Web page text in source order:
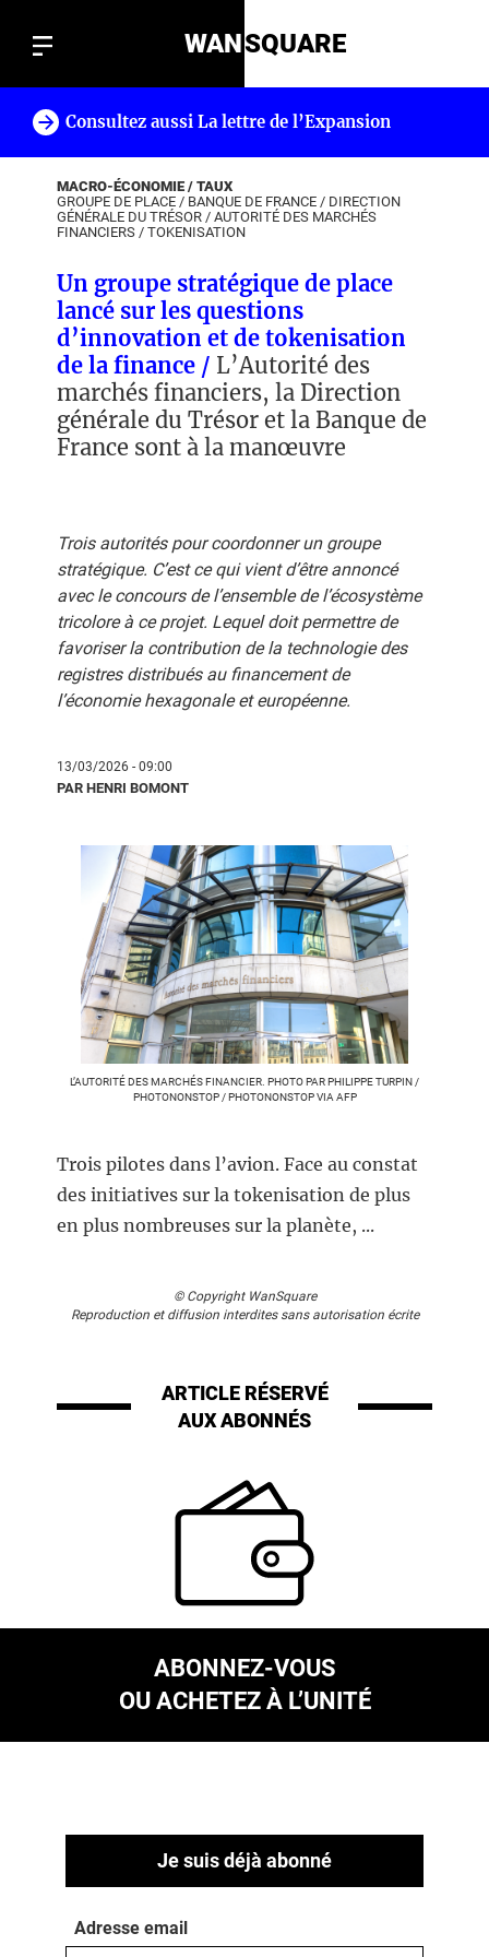
WANSQUARE
Consultez aussi La lettre de l’Expansion
MACRO-ÉCONOMIE / TAUX
GROUPE DE PLACE / BANQUE DE FRANCE / DIRECTION
GÉNÉRALE DU TRÉSOR / AUTORITÉ DES MARCHÉS
FINANCIERS / TOKENISATION
Un groupe stratégique de place
lancé sur les questions
d’innovation et de tokenisation
de la finance / L’Autorité des
marchés financiers, la Direction
générale du Trésor et la Banque de
France sont à la manœuvre
Trois autorités pour coordonner un groupe
stratégique. C’est ce qui vient d’être annoncé
avec le concours de l’ensemble de l’écosystème
tricolore à ce projet. Lequel doit permettre de
favoriser la contribution de la technologie des
registres distribués au financement de
l’économie hexagonale et européenne.
13/03/2026 - 09:00
PAR HENRI BOMONT
L’AUTORITÉ DES MARCHÉS FINANCIER. PHOTO PAR PHILIPPE TURPIN /
PHOTONONSTOP / PHOTONONSTOP VIA AFP
Trois pilotes dans l’avion. Face au constat
des initiatives sur la tokenisation de plus
en plus nombreuses sur la planète, ...
© Copyright WanSquare
Reproduction et diffusion interdites sans autorisation écrite
ARTICLE RÉSERVÉ
AUX ABONNÉS
ABONNEZ-VOUS
OU ACHETEZ À L’UNITÉ
Je suis déjà abonné
Adresse email